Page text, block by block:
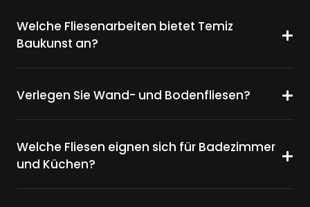
Welche Fliesenarbeiten bietet Temiz
Baukunst an?
Verlegen Sie Wand- und Bodenfliesen?
Welche Fliesen eignen sich für Badezimmer
und Küchen?